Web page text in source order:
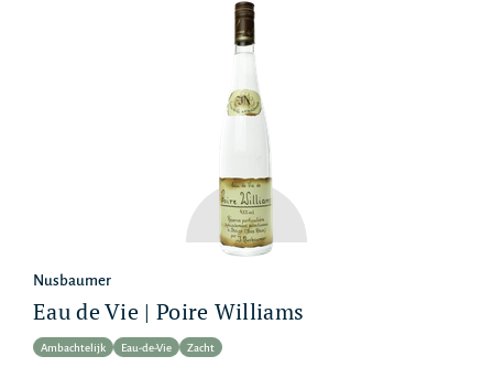
Nusbaumer
Eau de Vie | Poire Williams
Ambachtelijk Eau-de-Vie Zacht